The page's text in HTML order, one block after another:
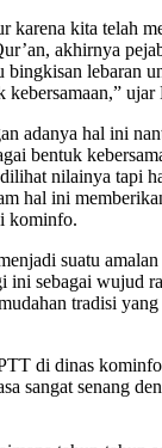
karena kita telah
akhirnya
bingkisan lebaran
kebersamaan,” ujar
adanya hal ini
bentuk
nilainya tapi
hal ini
kominfo.
suatu
ini sebagai wujud
tradisi
di dinas
sangat senang